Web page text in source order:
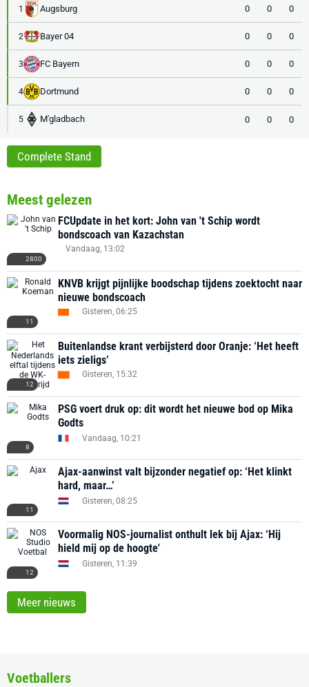
1 Augsburg 0 0 0
2 Bayer 04 0 0 0
3 FC Bayern 0 0 0
4 Dortmund 0 0 0
5 M'gladbach 0 0 0
Complete Stand
Meest gelezen
2800
FCUpdate in het kort: John van 't Schip wordt
bondscoach van Kazachstan
Vandaag, 13:02
11
KNVB krijgt pijnlijke boodschap tijdens zoektocht naar
nieuwe bondscoach
Gisteren, 06:25
12
Buitenlandse krant verbijsterd door Oranje: ‘Het heeft
iets zieligs’
Gisteren, 15:32
8
PSG voert druk op: dit wordt het nieuwe bod op Mika
Godts
Vandaag, 10:21
11
Ajax-aanwinst valt bijzonder negatief op: ‘Het klinkt
hard, maar…’
Gisteren, 08:25
12
Voormalig NOS-journalist onthult lek bij Ajax: ‘Hij
hield mij op de hoogte'
Gisteren, 11:39
Meer nieuws
Voetballers